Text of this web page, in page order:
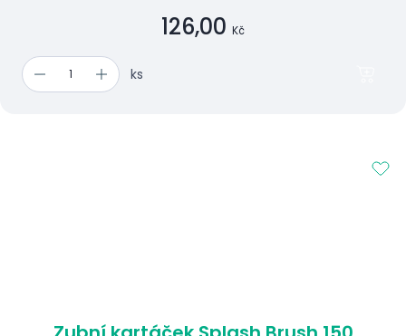
126,00 Kč
ks